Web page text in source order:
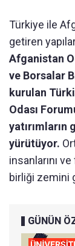
Türkiye ile
getiren
Afganistan
ve Borsalar
kurulan
Odası
yürütüyor.
insanlarını
birliği zemini
GÜNÜN